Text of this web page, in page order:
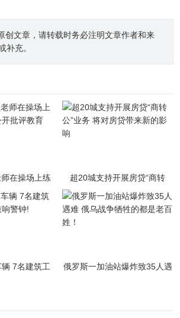
创文章，请转载时务必注明文章作者和来
补充。
在操场上练
超20城支持开展房贷“商转
公”业务 将对房贷带来新的影
响
7名建筑工
俄罗斯一加油站爆炸致35人遇